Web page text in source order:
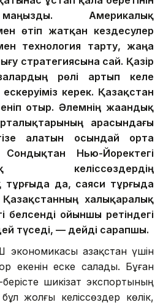
Америкалық
өтіп жатқан кездесулер
технология тарту, жаңа
стратегиясына сай. Қазір
рөлі артып келе
керек. Қазақстан
отыр. Әлемнің жаһандық
арасындағы
алатын осындай орта
Нью-Йоректегі
келіссөздердің
тұрғыда да, саяси тұрғыда
халықаралық
белсенді ойыншы ретіндегі
түседі, — дейді сарапшы.
экономикасы Қазақстан үшін
екенін еске салады. Бұған
шикізат экспортының
жолғы келіссөздер көлік,